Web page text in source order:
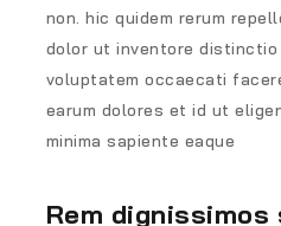
non. hic quidem rerum
dolor ut inventore distinctio
voluptatem occaecati
earum dolores et id ut
minima sapiente eaque
Rem dignissimos